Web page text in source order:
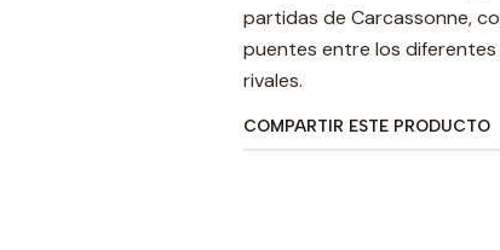
partidas de Carcassonne,
puentes entre los
rivales.
COMPARTIR ESTE PRODUCTO